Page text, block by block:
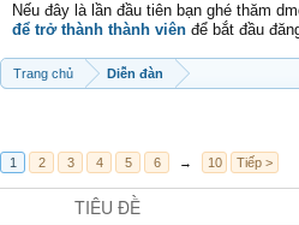
Nếu đây là lần đầu tiên bạn ghé thăm
để trở thành thành viên để bắt đầu
Trang chủ Diễn đàn
1 2 3 4 5 6 → 10 Tiếp >
TIÊU ĐỀ